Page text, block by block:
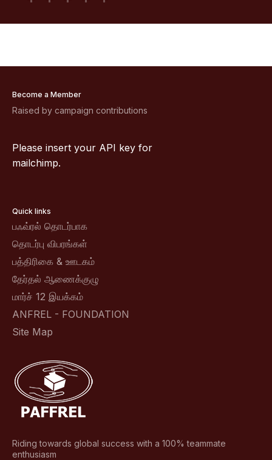
Become a Member
Raised by campaign contributions
Please insert your API key for
mailchimp.
Quick links
பஃவ்ரல் தொடர்பாக
தொடர்பு விபரங்கள்
பத்திரிகை & ஊடகம்
தேர்தல் ஆணைக்குழு
மார்ச் 12 இயக்கம்
ANFREL - FOUNDATION
Site Map
Riding towards global success with a 100% teammate
enthusiasm